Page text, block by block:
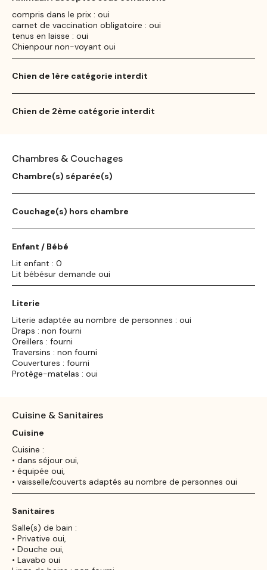
compris dans le prix : oui
carnet de vaccination obligatoire : oui
tenus en laisse : oui
Chienpour non-voyant oui
Chien de 1ère catégorie interdit
Chien de 2ème catégorie interdit
Chambres & Couchages
Chambre(s) séparée(s)
Couchage(s) hors chambre
Enfant / Bébé
Lit enfant : 0
Lit bébésur demande oui
Literie
Literie adaptée au nombre de personnes : oui
Draps : non fourni
Oreillers : fourni
Traversins : non fourni
Couvertures : fourni
Protège-matelas : oui
Cuisine & Sanitaires
Cuisine
Cuisine :
• dans séjour oui,
• équipée oui,
• vaisselle/couverts adaptés au nombre de personnes oui
Sanitaires
Salle(s) de bain :
• Privative oui,
• Douche oui,
• Lavabo oui